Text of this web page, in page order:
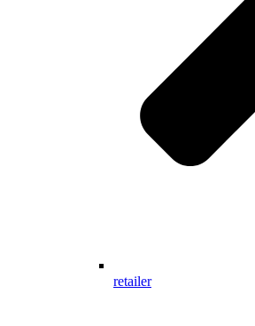
retailer